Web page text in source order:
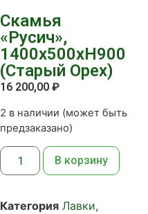
Скамья
«Русич»,
1400х500хН900
(Старый Орех)
16 200,00 ₽
2 в наличии (может быть
предзаказано)
В корзину
Категория Лавки,